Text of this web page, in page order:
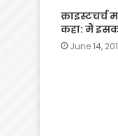
कहा: मैं
June 14,